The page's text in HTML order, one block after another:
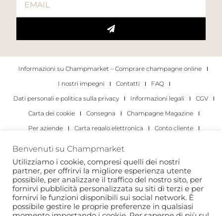
Informazioni su Champmarket – Comprare champagne online
I nostri impegni
Contatti
FAQ
Dati personali e politica sulla privacy
Informazioni legali
CGV
Carta dei cookie
Consegna
Champagne Magazine
Per aziende
Carta regalo elettronica
Conto cliente
Per gli individui
Per le aziende
Copyright 2022 © tutti i diritti riservati. Champmarket.
Benvenuti su Champmarket
Utilizziamo i cookie, compresi quelli dei nostri
partner, per offrirvi la migliore esperienza utente
possibile, per analizzare il traffico del nostro sito, per
fornirvi pubblicità personalizzata su siti di terzi e per
fornirvi le funzioni disponibili sui social network. È
possibile gestire le proprie preferenze in qualsiasi